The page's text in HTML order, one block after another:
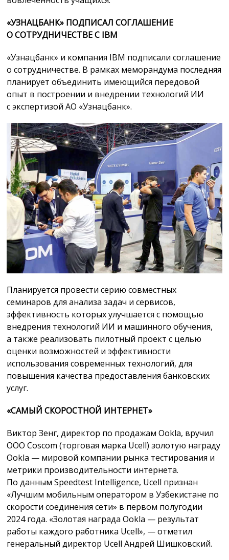
«УЗНАЦБАНК» ПОДПИСАЛ СОГЛАШЕНИЕ
О СОТРУДНИЧЕСТВЕ С IBM
«Узнацбанк» и компания IBM подписали соглашение
о сотрудничестве. В рамках меморандума последняя
планирует объединить имеющийся передовой
опыт в построении и внедрении технологий ИИ
с экспертизой АО «Узнацбанк».
Планируется провести серию совместных
семинаров для анализа задач и сервисов,
эффективность которых улучшается с помощью
внедрения технологий ИИ и машинного обучения,
а также реализовать пилотный проект с целью
оценки возможностей и эффективности
использования современных технологий, для
повышения качества предоставления банковских
услуг.
«САМЫЙ СКОРОСТНОЙ ИНТЕРНЕТ»
Виктор Зенг, директор по продажам Ookla, вручил
ООО Coscom (торговая марка Ucell) золотую награду
Ookla — мировой компании рынка тестирования и
метрики производительности интернета.
По данным Speedtest Intelligence, Ucell признан
«Лучшим мобильным оператором в Узбекистане по
скорости соединения сети» в первом полугодии
2024 года. «Золотая награда Ookla — результат
работы каждого работника Ucell», — отметил
генеральный директор Ucell Андрей Шишковский.